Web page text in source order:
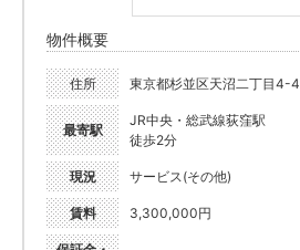
物件概要
住所 東京都杉並区天沼二丁目4-4
最寄駅
JR中央・総武線荻窪駅
徒歩2分
現況 サービス(その他)
賃料 3,300,000円